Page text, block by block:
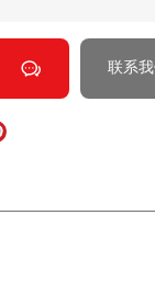
联系我